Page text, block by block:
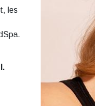
les